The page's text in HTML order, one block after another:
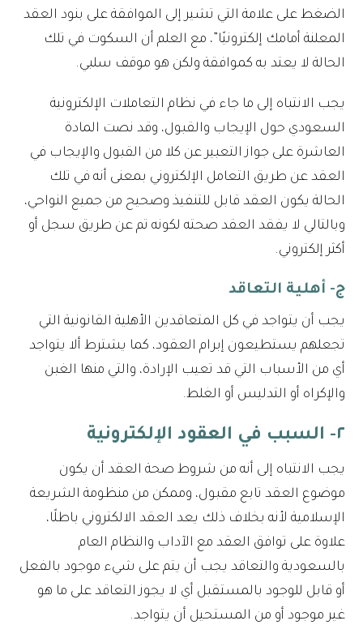
الضغط على علامة التي تشير إلى الموافقة على بنود العقد
المعلنة أمامك إلكترونيًا”، مع العلم أن السكوت في تلك
الحالة لا يعتد به كموافقة ولكن هو موقف سلبي.
يجب الانتباه إلى ما جاء في نظام التعاملات الإلكترونية
السعودي حول الإيجاب والقبول، وقد نصت المادة
العاشرة على جواز التعبير عن كلا من القبول والإيجاب في
العقد عن طريق التعامل الإلكتروني بمعنى أنه في تلك
الحالة يكون العقد قابل للتنفيذ وصحيح من جميع النواحي،
وبالتالي لا يفقد العقد صحته لكونه تم عن طريق سجل أو
أكثر إلكتروني.
ج- أهلية التعاقد
يجب أن يتواجد في كل المتعاقدين الأهلية القانونية التي
تجعلهم يستطيعون إبرام العقود، كما يشترط ألا يتواجد
أي من الأسباب التي قد تعيب الإرادة، والتي منها الغبن
والإكراه أو التدليس أو الغلط.
٢- السبب في العقود الإلكترونية
يجب الانتباه إلى أنه من شروط صحة العقد أن يكون
موضوع العقد تابع مقبول، وممكن من منظومة الشريعة
الإسلامية لأنه بخلاف ذلك يعد العقد الالكتروني باطلًا،
علاوة على توافق العقد مع الآداب والنظام العام
بالسعودية والتعاقد يجب أن يتم على شيء موجود بالفعل
أو قابل للوجود بالمستقبل أي لا يجوز التعاقد على ما هو
غير موجود أو من المستحيل أن يتواجد.